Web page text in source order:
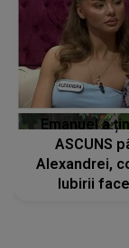
Emanuel a
ASCUNS
Alexandrei,
Iubirii face